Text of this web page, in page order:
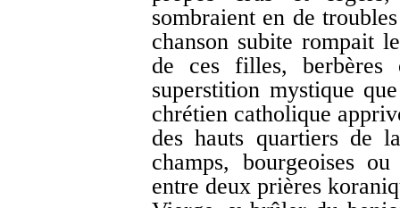
sombraient en de
chanson subite rompait
de ces filles, berbères
superstition mystique
chrétien catholique
des hauts quartiers de
champs, bourgeoises
entre deux prières